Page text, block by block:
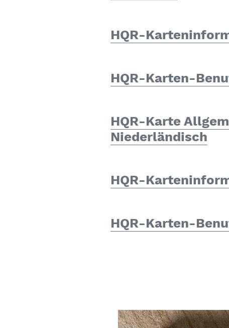
HQR-
HQR-Karten-
HQR-Karte
Niederländisch
HQR-
HQR-Karten-